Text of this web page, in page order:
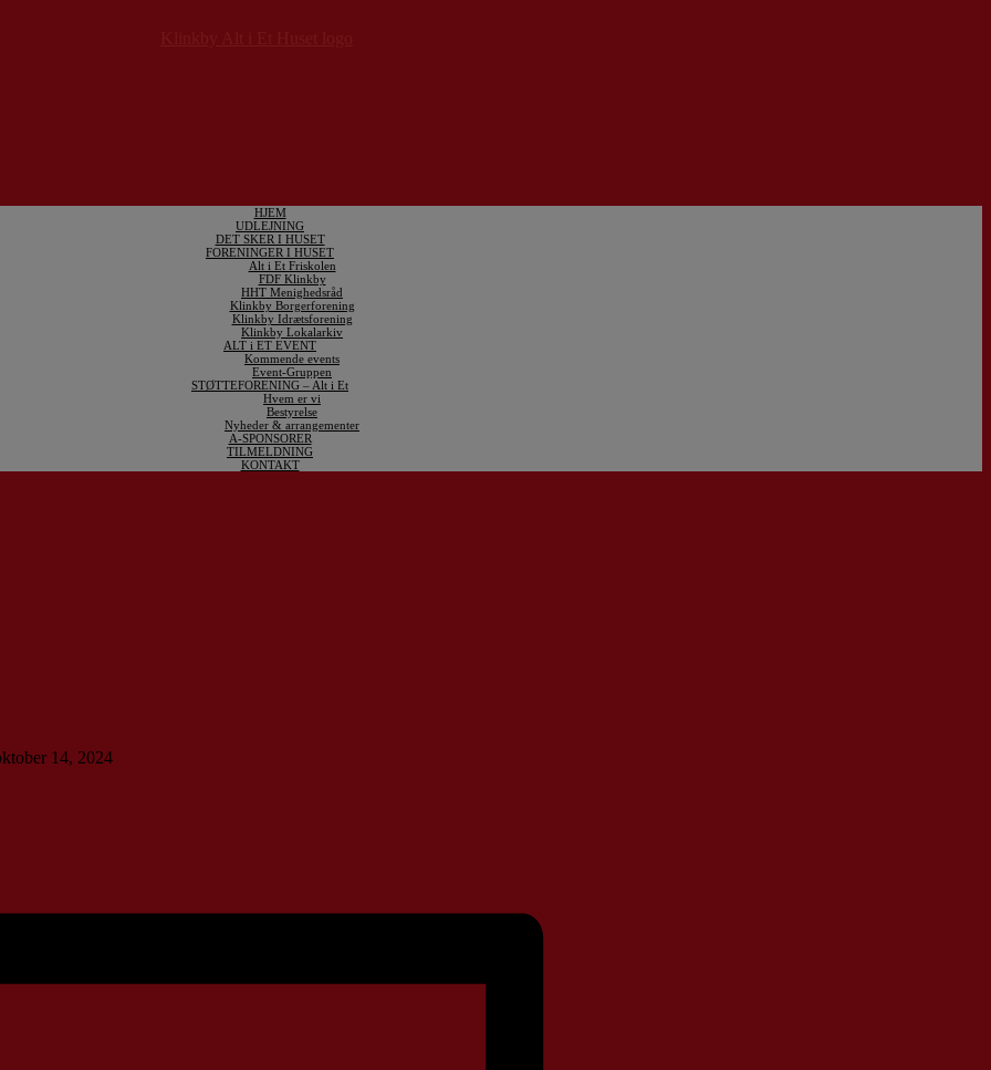
HJEM
UDLEJNING
DET SKER I HUSET
FORENINGER I HUSET
Alt i Et Friskolen
FDF Klinkby
HHT Menighedsråd
Klinkby Borgerforening
Klinkby Idrætsforening
Klinkby Lokalarkiv
ALT i ET EVENT
Kommende events
Event-Gruppen
STØTTEFORENING – Alt i Et
Hvem er vi
Bestyrelse
Nyheder & arrangementer
A-SPONSORER
TILMELDNING
KONTAKT
14, 2024